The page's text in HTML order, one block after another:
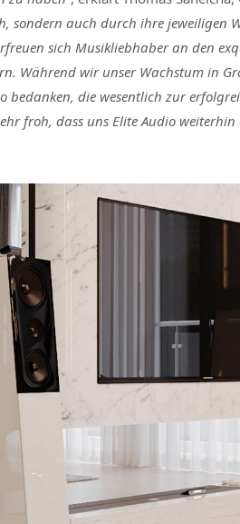
sondern auch durch ihre jeweiligen
sich Musikliebhaber an den
Während wir unser Wachstum in
bedanken, die wesentlich zur
froh, dass uns Elite Audio